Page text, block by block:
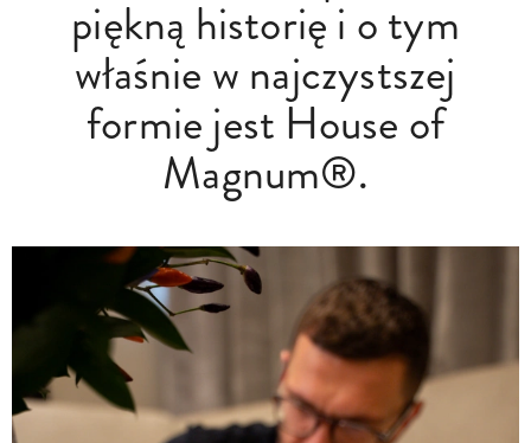
piękną historię i o tym
właśnie w najczystszej
formie jest House of
Magnum®️.